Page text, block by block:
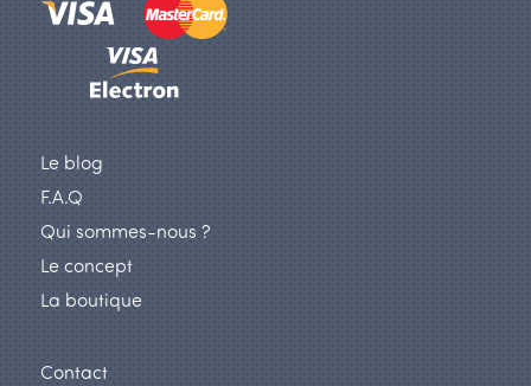
Le blog
F.A.Q
Qui sommes-nous ?
Le concept
La boutique
Contact